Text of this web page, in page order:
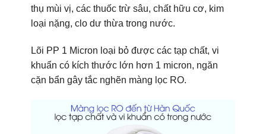
thụ mùi vị, các thuốc trừ sâu, chất hữu cơ, kim
loại nặng, clo dư thừa trong nước.
Lõi PP 1 Micron loại bỏ được các tạp chất, vi
khuẩn có kích thước lớn hơn 1 micron, ngăn
cặn bẩn gây tắc nghẽn màng lọc RO.